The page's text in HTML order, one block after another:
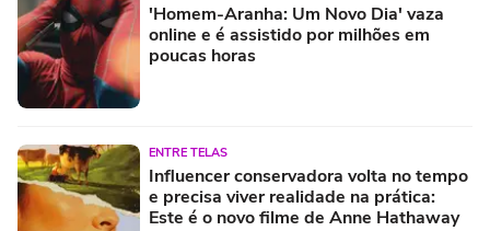
'Homem-Aranha: Um Novo Dia' vaza
online e é assistido por milhões em
poucas horas
ENTRE TELAS
Influencer conservadora volta no tempo
e precisa viver realidade na prática:
Este é o novo filme de Anne Hathaway